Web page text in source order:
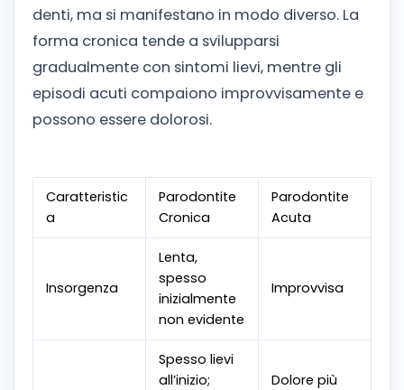
denti, ma si manifestano in modo diverso. La
forma cronica tende a svilupparsi
gradualmente con sintomi lievi, mentre gli
episodi acuti compaiono improvvisamente e
possono essere dolorosi.
Caratteristic
a
Parodontite
Cronica
Parodontite
Acuta
Insorgenza
Lenta,
spesso
inizialmente
non evidente
Improvvisa
Spesso lievi
all’inizio;
Dolore più